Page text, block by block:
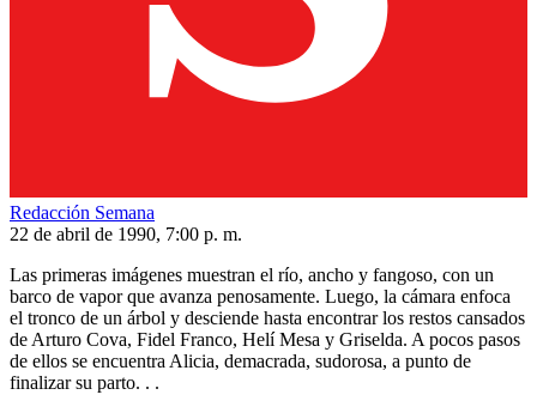
Redacción Semana
22 de abril de 1990, 7:00 p. m.
Las primeras imágenes muestran el río, ancho y fangoso, con un
barco de vapor que avanza penosamente. Luego, la cámara enfoca
el tronco de un árbol y desciende hasta encontrar los restos cansados
de Arturo Cova, Fidel Franco, Helí Mesa y Griselda. A pocos pasos
de ellos se encuentra Alicia, demacrada, sudorosa, a punto de
finalizar su parto. . .